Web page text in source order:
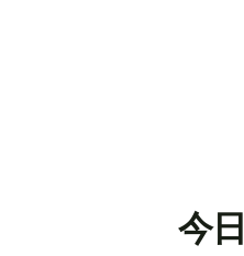
今